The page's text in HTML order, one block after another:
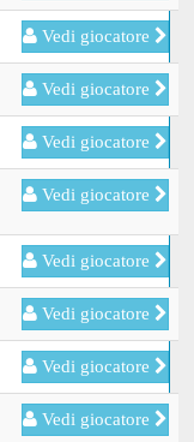
Vedi giocatore
Vedi giocatore
Vedi giocatore
Vedi giocatore
Vedi giocatore
Vedi giocatore
Vedi giocatore
Vedi giocatore